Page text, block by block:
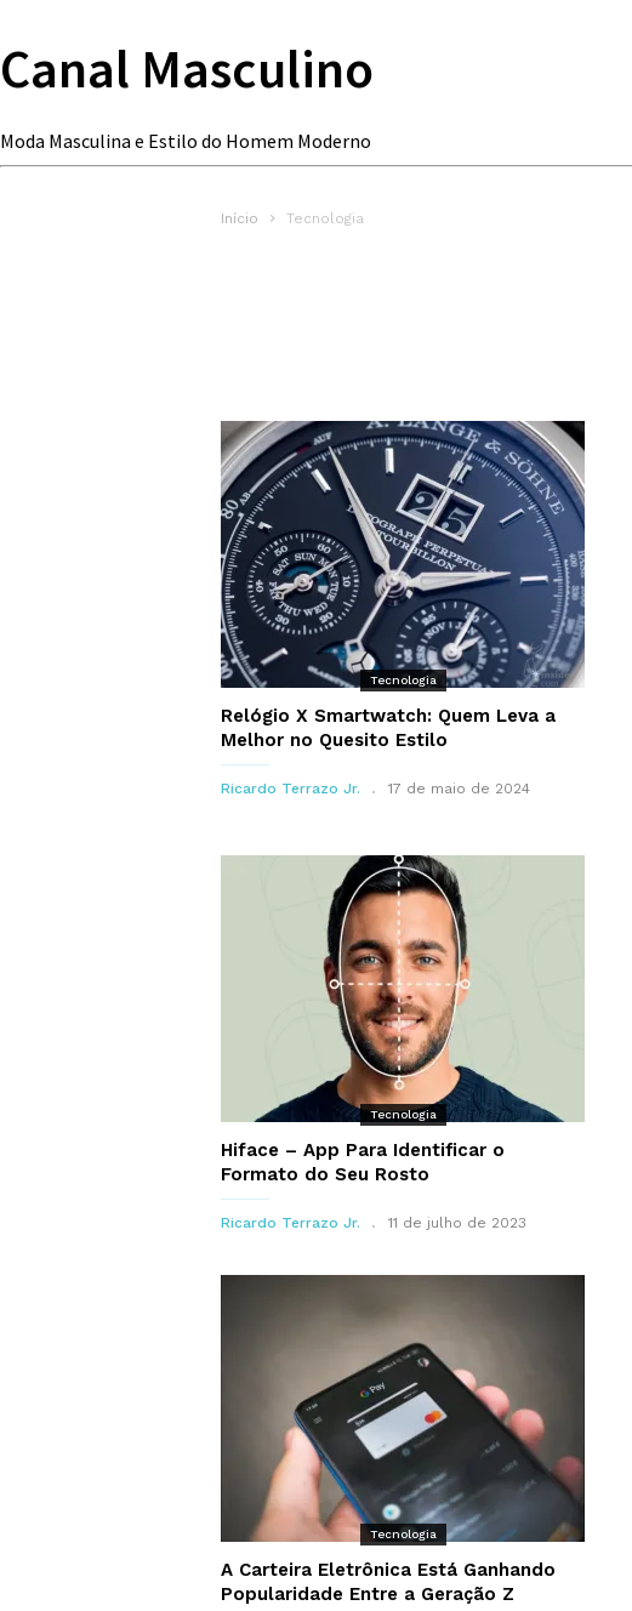
Canal Masculino
Moda Masculina e Estilo do Homem Moderno
Início Tecnologia
Tecnologia
Relógio X Smartwatch: Quem Leva a
Melhor no Quesito Estilo
Ricardo Terrazo Jr. 17 de maio de 2024
Tecnologia
Hiface – App Para Identificar o
Formato do Seu Rosto
Ricardo Terrazo Jr. 11 de julho de 2023
Tecnologia
A Carteira Eletrônica Está Ganhando
Popularidade Entre a Geração Z